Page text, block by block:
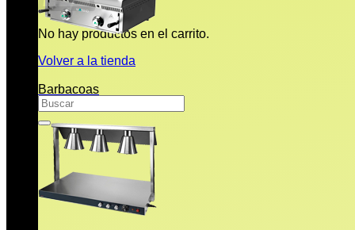
No hay productos en el carrito.
Volver a la tienda
Buscar
por:
Barbacoas